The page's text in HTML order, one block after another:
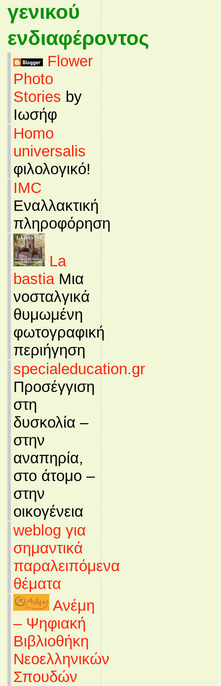
γενικού
ενδιαφέροντος
Flower
Photo
Stories by
Ιωσήφ
Homo
universalis
φιλολογικό!
IMC
Εναλλακτική
πληροφόρηση
La
bastiaΜια
νοσταλγικά
θυμωμένη
φωτογραφική
περιήγηση
specialeducation.gr
Προσέγγιση
στη
δυσκολία –
στην
αναπηρία,
στο άτομο –
στην
οικογένεια
weblog για
σημαντικά
παραλειπόμενα
θέματα
Ανέμη
– Ψηφιακή
Βιβλιοθήκη
Νεοελληνικών
Σπουδών